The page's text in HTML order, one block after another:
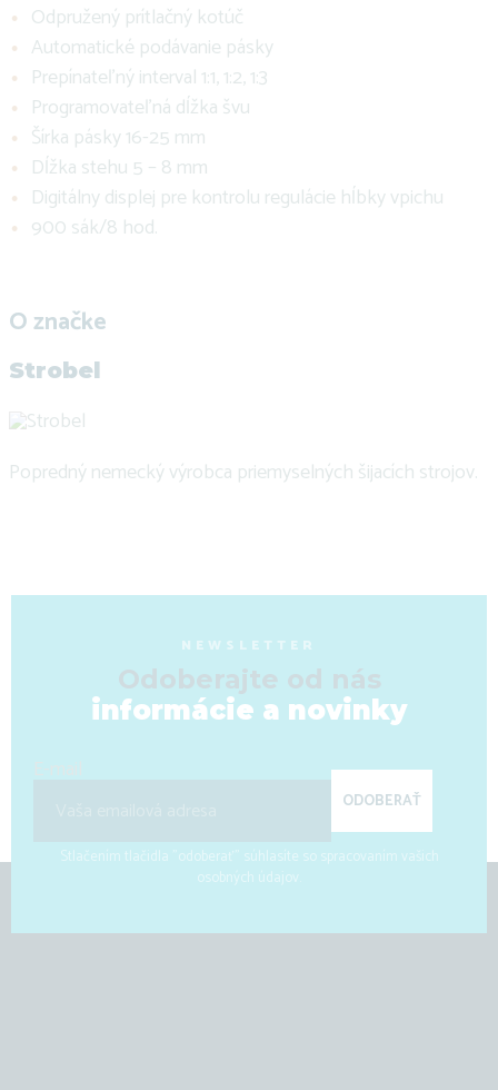
Odpružený prítlačný kotúč
Automatické podávanie pásky
Prepínateľný interval 1:1, 1:2, 1:3
Programovateľná dĺžka švu
Šírka pásky 16-25 mm
Dĺžka stehu 5 – 8 mm
Digitálny displej pre kontrolu regulácie hĺbky vpichu
900 sák/8 hod.
O značke
Strobel
Popredný nemecký výrobca priemyselných šijacích strojov.
NEWSLETTER
informácie a novinky
ODOBERAŤ
Stlačením tlačidla "odoberať" súhlasíte so spracovaním vašich
osobných údajov.